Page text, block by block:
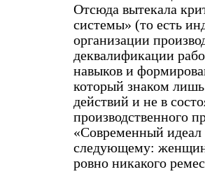
Отсюда вытекала
системы» (то есть
организации
деквалификации
навыков и
который знаком
действий и не в
производственного
«Современный идеал
следующему:
ровно никакого